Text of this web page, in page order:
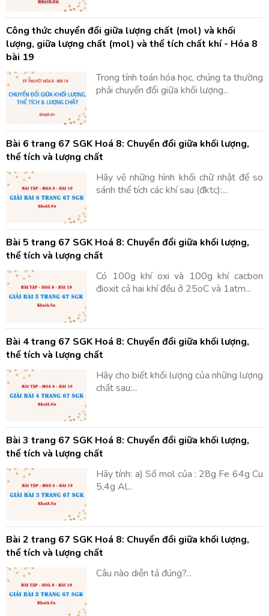
Công thức chuyển đổi giữa lượng chất (mol) và khối
lượng, giữa lượng chất (mol) và thể tích chất khí - Hóa 8
bài 19
Trong tính toán hóa học, chúng ta thường
phải chuyển đổi giữa khối lượng...
Bài 6 trang 67 SGK Hoá 8: Chuyển đổi giữa khối lượng,
thể tích và lượng chất
Hãy vẽ những hình khối chữ nhật để so
sánh thể tích các khí sau (đktc):...
Bài 5 trang 67 SGK Hoá 8: Chuyển đổi giữa khối lượng,
thể tích và lượng chất
Có 100g khí oxi và 100g khí cacbon
đioxit cả hai khí đều ở 25oC và 1atm...
Bài 4 trang 67 SGK Hoá 8: Chuyển đổi giữa khối lượng,
thể tích và lượng chất
Hãy cho biết khối lượng của những lượng
chất sau:...
Bài 3 trang 67 SGK Hoá 8: Chuyển đổi giữa khối lượng,
thể tích và lượng chất
Hãy tính: a) Số mol của : 28g Fe 64g Cu
5,4g Al...
Bài 2 trang 67 SGK Hoá 8: Chuyển đổi giữa khối lượng,
thể tích và lượng chất
Câu nào diễn tả đúng?...